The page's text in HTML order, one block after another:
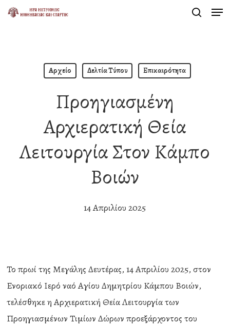
Skip
Αρχείο Δελτία Τύπου Επικαιρότητα
Προηγιασμένη
Αρχιερατική Θεία
Λειτουργία Στον Κάμπο
Βοιών
14 Απριλίου 2025
Το πρωί της Μεγάλης Δευτέρας, 14 Απριλίου 2025, στον
Ενοριακό Ιερό ναό Αγίου Δημητρίου Κάμπου Βοιών,
τελέσθηκε η Αρχιερατική Θεία Λειτουργία των
Προηγιασμένων Τιμίων Δώρων προεξάρχοντος του